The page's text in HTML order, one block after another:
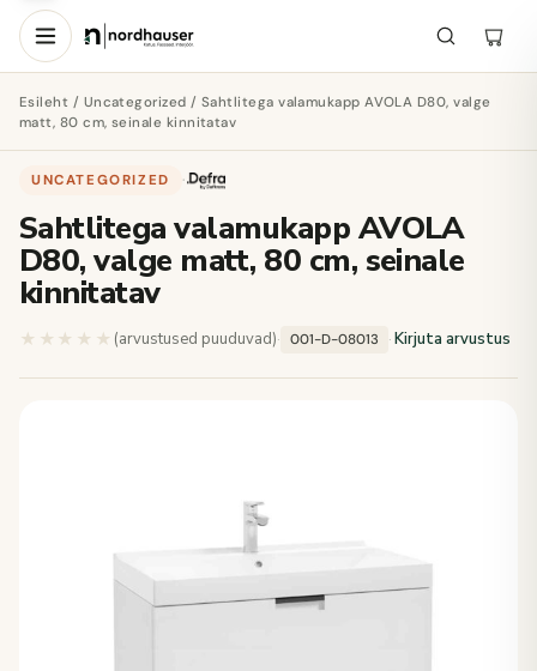
Esileht / Uncategorized / Sahtlitega valamukapp AVOLA D80, valge
matt, 80 cm, seinale kinnitatav
UNCATEGORIZED ·
Sahtlitega valamukapp AVOLA
D80, valge matt, 80 cm, seinale
kinnitatav
★★★★★ ★★★★★
(arvustused puuduvad)· 001-D-08013 ·Kirjuta arvustus